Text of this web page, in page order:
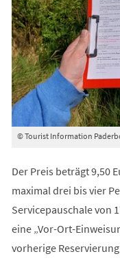
© Tourist Information
Der Preis beträgt 9,50
maximal drei bis vier
Servicepauschale von
eine „Vor-Ort-
vorherige